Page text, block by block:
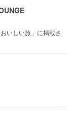
いしい旅」に掲載さ